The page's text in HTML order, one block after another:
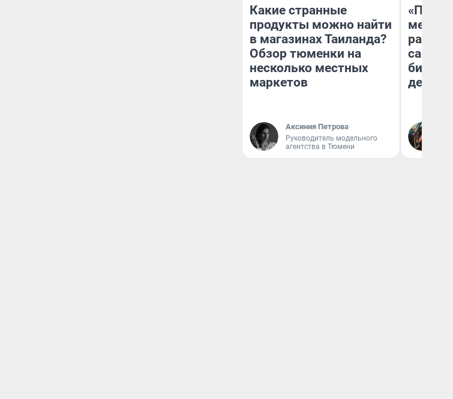
Какие странные
продукты можно найти
в магазинах Таиланда?
Обзор тюменки на
несколько местных
маркетов
Аксиния Петрова
Руководитель модельного
агентства в Тюмени
самом